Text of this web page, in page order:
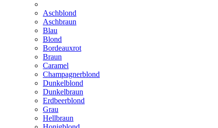
Aschblond
Aschbraun
Blau
Blond
Bordeauxrot
Braun
Caramel
Champagnerblond
Dunkelblond
Dunkelbraun
Erdbeerblond
Grau
Hellbraun